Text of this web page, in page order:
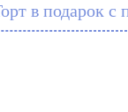
в подарок с